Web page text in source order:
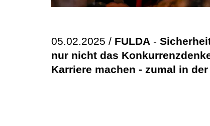
05.02.2025 / FULDA -
nur nicht das
Karriere machen - zumal in